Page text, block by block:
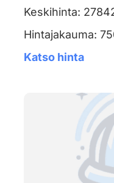
Keskihinta:
Hintajakauma:
Katso hinta